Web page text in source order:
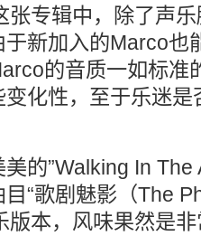
张专辑中，除了声
新加入的Marco也
的音质一如标准
化性，至于乐迷
的”Walking In The
“歌剧魅影（The
版本，风味果然是